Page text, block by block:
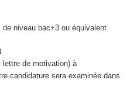
de niveau bac+3 ou équivalent
lettre de motivation) à
candidature sera examinée dans